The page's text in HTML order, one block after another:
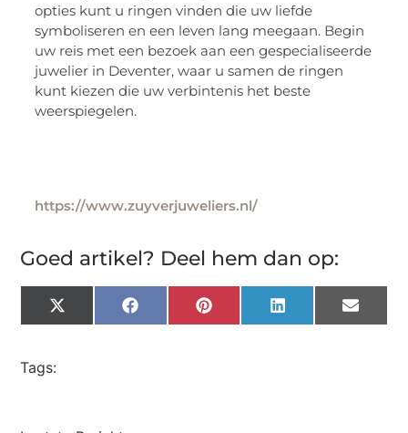
opties kunt u ringen vinden die uw liefde
symboliseren en een leven lang meegaan. Begin
uw reis met een bezoek aan een gespecialiseerde
juwelier in Deventer, waar u samen de ringen
kunt kiezen die uw verbintenis het beste
weerspiegelen.
https://www.zuyverjuweliers.nl/
Goed artikel? Deel hem dan op:
X
(Twitter)
FacebookPinterestLinkedInEmail
Tags: